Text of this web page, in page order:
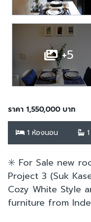
+5
ราคา 1,550,000 บาท
1 ห้องนอน
✳️ For Sale new
Project 3 (Suk
Cozy White Style
furniture from